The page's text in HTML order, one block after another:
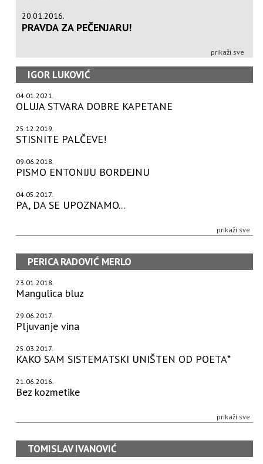
20.01.2016.
PRAVDA ZA PEČENJARU!
prikaži sve
IGOR LUKOVIĆ
04.01.2021.
OLUJA STVARA DOBRE KAPETANE
25.12.2019.
STISNITE PALČEVE!
09.06.2018.
PISMO ENTONIJU BORDEJNU
04.05.2017.
PA, DA SE UPOZNAMO...
prikaži sve
PERICA RADOVIĆ MERLO
23.01.2018.
Mangulica bluz
29.06.2017.
Pljuvanje vina
25.03.2017.
KAKO SAM SISTEMATSKI UNIŠTEN OD POETA*
21.06.2016.
Bez kozmetike
prikaži sve
TOMISLAV IVANOVIĆ